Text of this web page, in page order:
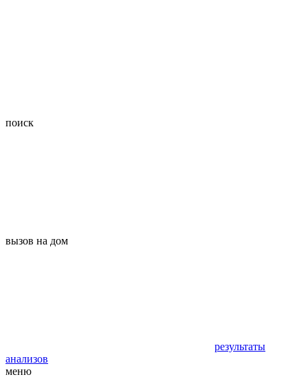
поиск
вызов на дом
результаты
анализов
меню